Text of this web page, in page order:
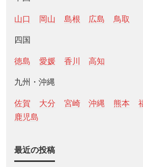
山口 岡山 島根 広島 鳥取
四国
徳島 愛媛 香川 高知
九州・沖縄
佐賀 大分 宮崎 沖縄 熊本
鹿児島
最近の投稿